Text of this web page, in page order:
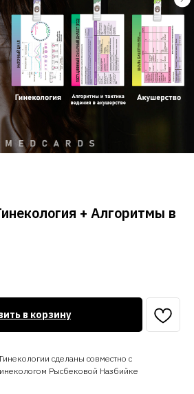
+ Алгоритмы в
в корзину
сделаны совместно с
Рысбековой Назбийке